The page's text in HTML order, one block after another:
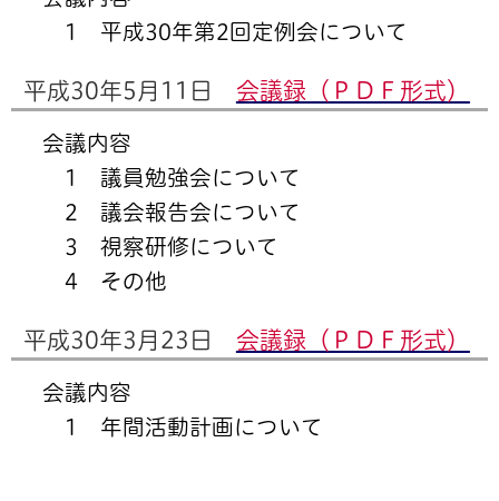
1 平成30年第2回定例会について
平成30年5月11日 会議録（ＰＤＦ形式）
会議内容
1 議員勉強会について
2 議会報告会について
3 視察研修について
4 その他
平成30年3月23日 会議録（ＰＤＦ形式）
会議内容
1 年間活動計画について